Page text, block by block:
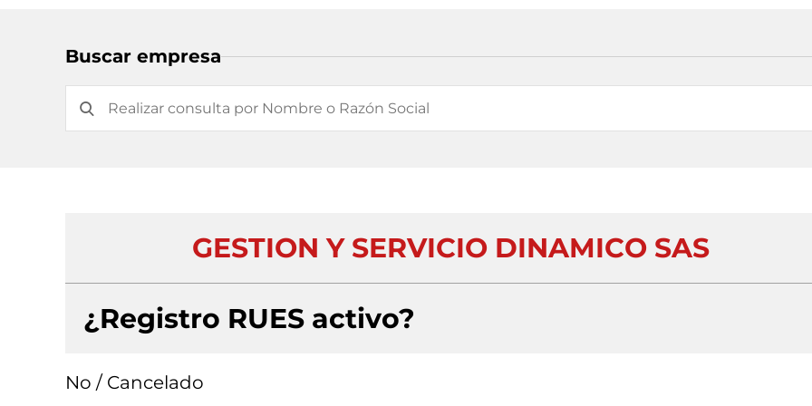
Buscar empresa
GESTION Y SERVICIO DINAMICO SAS
¿Registro RUES activo?
No / Cancelado